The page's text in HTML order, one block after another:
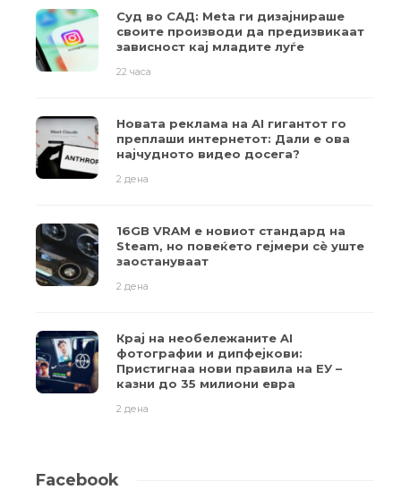
Суд во САД: Meta ги дизајнираше
своите производи да предизвикаат
зависност кај младите луѓе
22 часа
Новата реклама на AI гигантот го
преплаши интернетот: Дали е ова
најчудното видео досега?
2 дена
16GB VRAM е новиот стандард на
Steam, но повеќето гејмери ​​сè уште
заостануваат
2 дена
Крај на необележаните AI
фотографии и дипфејкови:
Пристигнаа нови правила на ЕУ –
казни до 35 милиони евра
2 дена
Facebook